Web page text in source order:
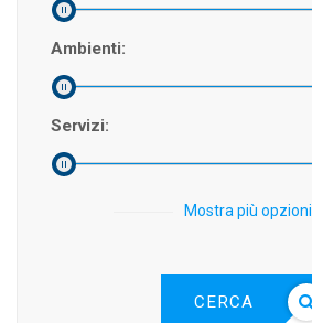
Ambienti:
Servizi:
Mostra più opzioni
CERCA